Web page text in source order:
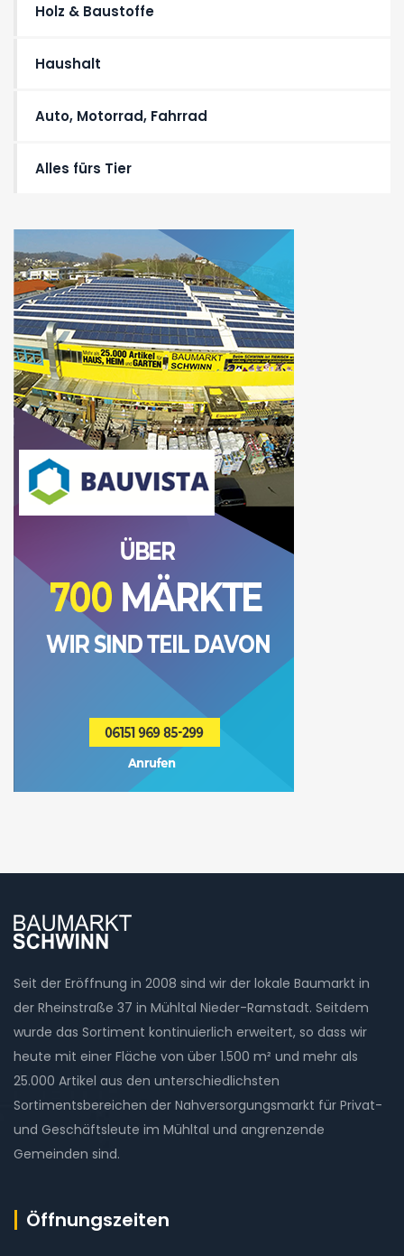
Holz & Baustoffe
Haushalt
Auto, Motorrad, Fahrrad
Alles fürs Tier
Seit der Eröffnung in 2008 sind wir der lokale Baumarkt in
der Rheinstraße 37 in Mühltal Nieder-Ramstadt. Seitdem
wurde das Sortiment kontinuierlich erweitert, so dass wir
heute mit einer Fläche von über 1.500 m² und mehr als
25.000 Artikel aus den unterschiedlichsten
Sortimentsbereichen der Nahversorgungsmarkt für Privat-
und Geschäftsleute im Mühltal und angrenzende
Gemeinden sind.
Öffnungszeiten